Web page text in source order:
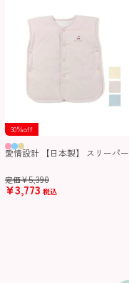
30％off
愛情設計 【日本製】 スリーパー
定価¥5,390
¥3,773 税込